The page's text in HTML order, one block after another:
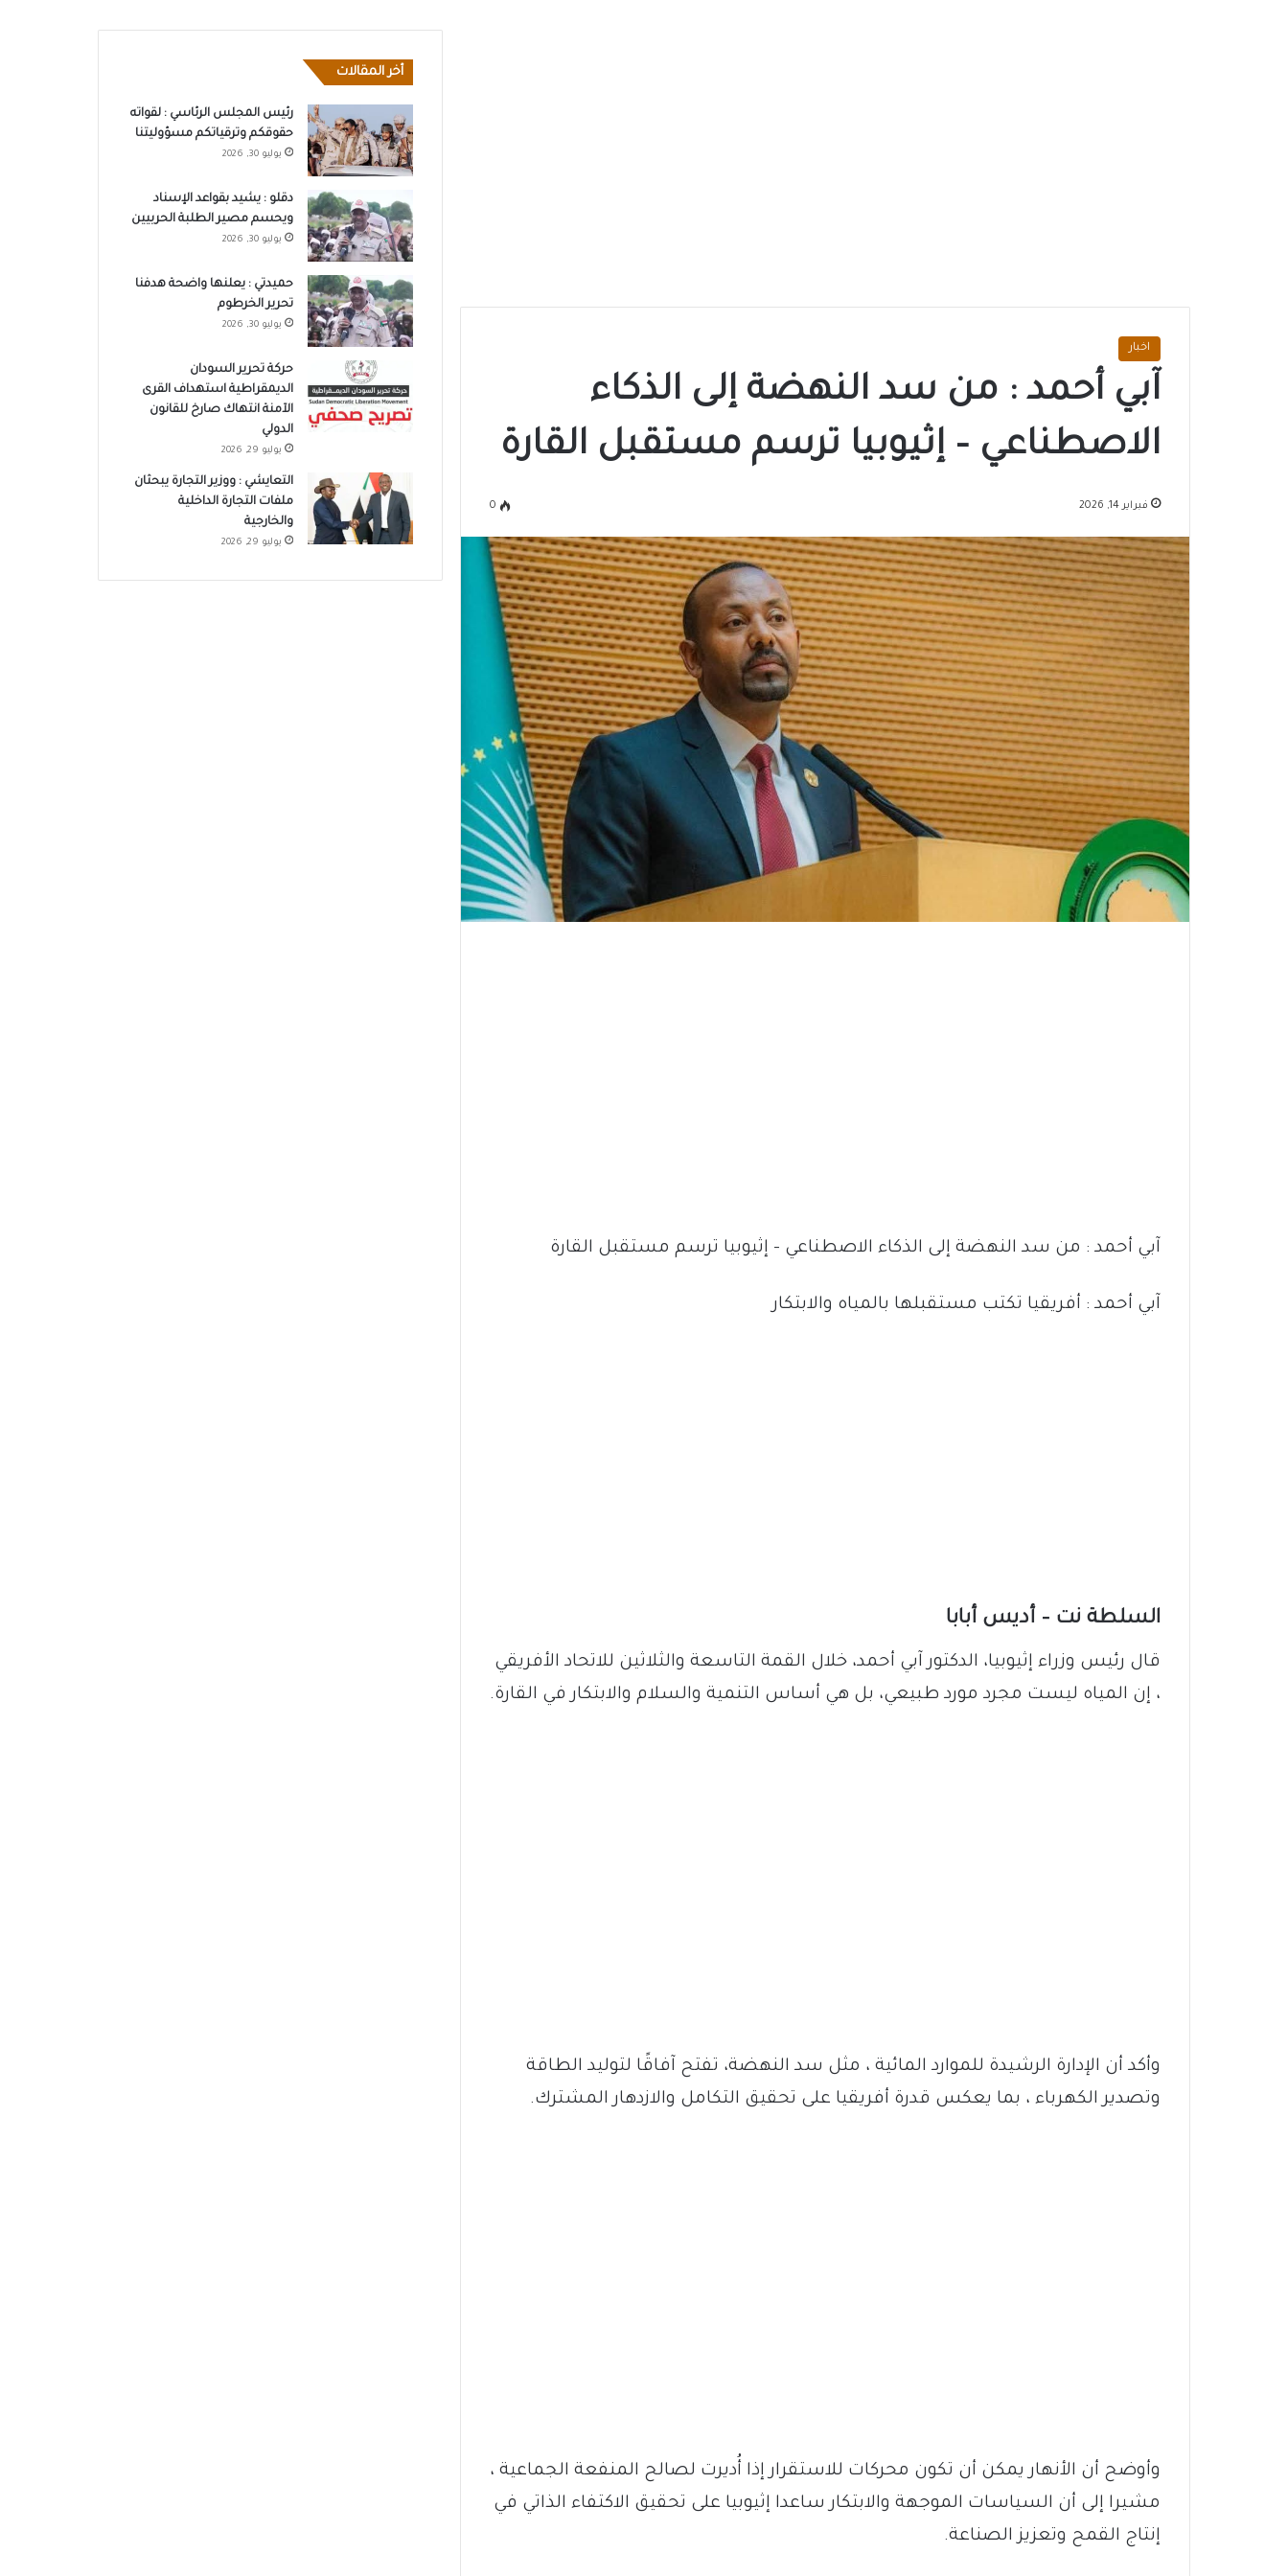
اخبار
آبي أحمد : من سد النهضة إلى الذكاء
الاصطناعي – إثيوبيا ترسم مستقبل القارة
فبراير 14, 2026 0
آبي أحمد : من سد النهضة إلى الذكاء الاصطناعي – إثيوبيا ترسم مستقبل القارة
آبي أحمد : أفريقيا تكتب مستقبلها بالمياه والابتكار
السلطة نت – أديس أبابا
قال رئيس وزراء إثيوبيا، الدكتور آبي أحمد، خلال القمة التاسعة والثلاثين للاتحاد الأفريقي
، إن المياه ليست مجرد مورد طبيعي، بل هي أساس التنمية والسلام والابتكار في القارة.
وأكد أن الإدارة الرشيدة للموارد المائية ، مثل سد النهضة، تفتح آفاقًا لتوليد الطاقة
وتصدير الكهرباء ، بما يعكس قدرة أفريقيا على تحقيق التكامل والازدهار المشترك.
وأوضح أن الأنهار يمكن أن تكون محركات للاستقرار إذا أُديرت لصالح المنفعة الجماعية ،
مشيرا إلى أن السياسات الموجهة والابتكار ساعدا إثيوبيا على تحقيق الاكتفاء الذاتي في
إنتاج القمح وتعزيز الصناعة.
أخر المقالات
رئيس المجلس الرئاسي : لقواته
حقوقكم وترقياتكم مسؤوليتنا
يوليو 30, 2026
دقلو : يشيد بقواعد الإسناد
ويحسم مصير الطلبة الحربيين
يوليو 30, 2026
حميدتي : يعلنها واضحة هدفنا
تحرير الخرطوم
يوليو 30, 2026
حركة تحرير السودان
الديمقراطية استهداف القرى
الآمنة انتهاك صارخ للقانون
الدولي
يوليو 29, 2026
التعايشي : ووزير التجارة يبحثان
ملفات التجارة الداخلية
والخارجية
يوليو 29, 2026